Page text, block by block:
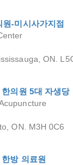
-미시사가지점
ON.
의원 5대 자생당
ON. M3H 0C6
방 의료원